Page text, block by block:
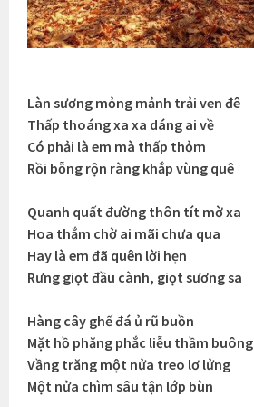
Làn sương mỏng mảnh trải ven đê
Thấp thoáng xa xa dáng ai về
Có phải là em mà thấp thỏm
Rồi bỗng rộn ràng khắp vùng quê
Quanh quất đường thôn tít mờ xa
Hoa thắm chờ ai mãi chưa qua
Hay là em đã quên lời hẹn
Rưng giọt đầu cành, giọt sương sa
Hàng cây ghế đá ủ rũ buồn
Mặt hồ phăng phắc liễu thầm buông
Vầng trăng một nửa treo lơ lửng
Một nửa chìm sâu tận lớp bùn